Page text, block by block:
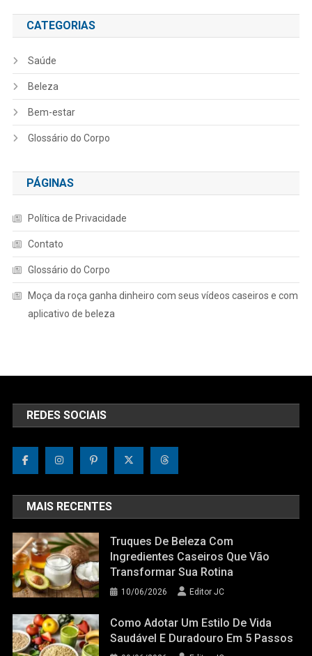
CATEGORIAS
Saúde
Beleza
Bem-estar
Glossário do Corpo
PÁGINAS
Política de Privacidade
Contato
Glossário do Corpo
Moça da roça ganha dinheiro com seus vídeos caseiros e com
aplicativo de beleza
REDES SOCIAIS
MAIS RECENTES
Truques De Beleza Com
Ingredientes Caseiros Que Vão
Transformar Sua Rotina
10/06/2026 Editor JC
Como Adotar Um Estilo De Vida
Saudável E Duradouro Em 5 Passos